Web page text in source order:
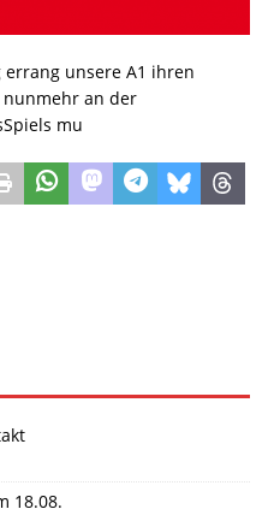
unsere A1 ihren
an der
mu
18.08.